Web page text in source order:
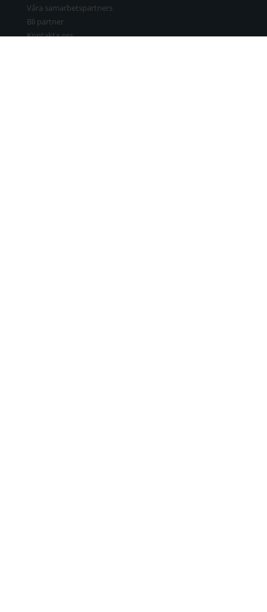
Våra samarbetspartners
Bli partner
Kontakta oss